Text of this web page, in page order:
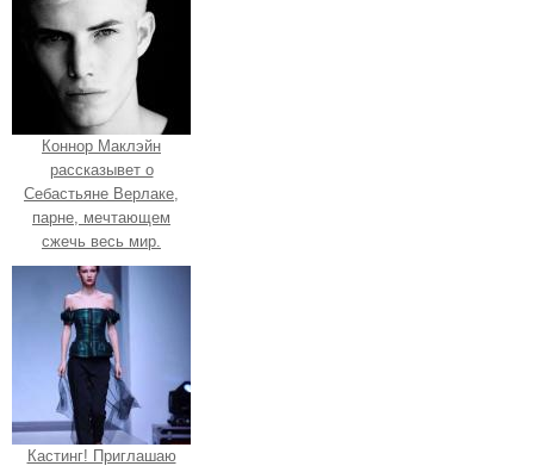
Коннор Маклэйн
рассказывет о
Себастьяне Верлаке,
парне, мечтающем
сжечь весь мир.
Кастинг! Приглашаю